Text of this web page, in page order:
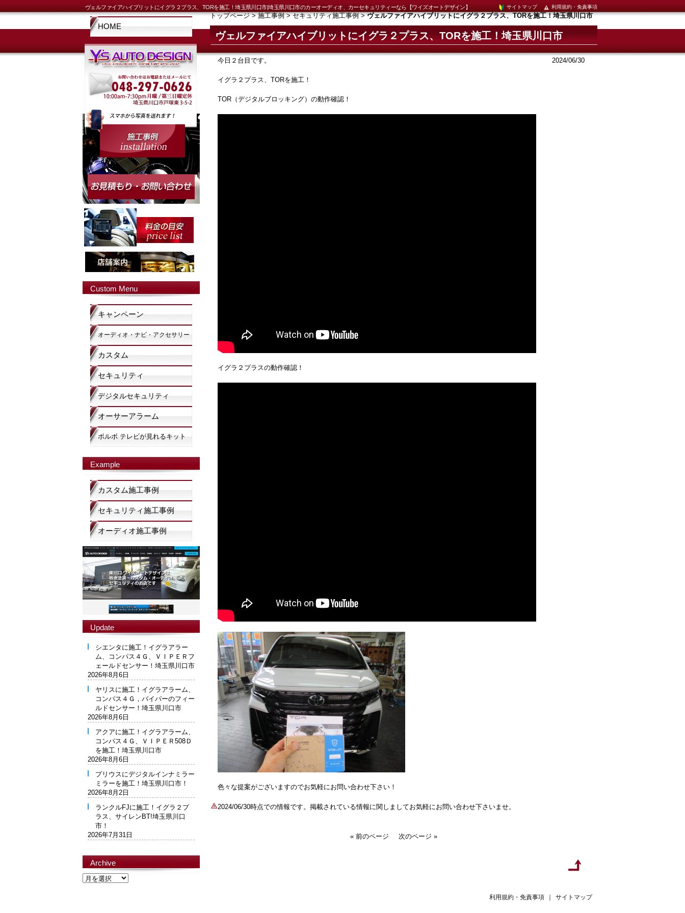
ヴェルファイアハイブリットにイグラ２プラス、TORを施工！埼玉県川口市|埼玉県川口市のカーオーディオ、カーセキュリティーなら【ワイズオートデザイン】 利用規約・免責事項
サイトマップ
トップページ>施工事例>セキュリティ施工事例>ヴェルファイアハイブリットにイグラ２プラス、TORを施工！埼玉県川口市
ヴェルファイアハイブリットにイグラ２プラス、TORを施工！埼玉県川口市
2024/06/30
今日２台目です。
イグラ２プラス、TORを施工！
TOR（デジタルブロッキング）の動作確認！
イグラ２プラスの動作確認！
色々な提案がございますのでお気軽にお問い合わせ下さい！
2024/06/30時点での情報です。掲載されている情報に関しましてお気軽にお問い合わせ下さいませ。
« 前のページ 次のページ »
HOME
Custom Menu
キャンペーン
オーディオ・ナビ・アクセサリー
カスタム
セキュリティ
デジタルセキュリティ
オーサーアラーム
ボルボ テレビが見れるキット
Example
カスタム施工事例
セキュリティ施工事例
オーディオ施工事例
Update
シエンタに施工！イグラアラー
ム、コンパス４Ｇ、ＶＩＰＥＲフ
ェールドセンサー！埼玉県川口市
2026年8月6日
ヤリスに施工！イグラアラーム、
コンパス４Ｇ，バイパーのフィー
ルドセンサー！埼玉県川口市
2026年8月6日
アクアに施工！イグラアラーム、
コンパス４Ｇ、ＶＩＰＥＲ508Ｄ
を施工！埼玉県川口市
2026年8月6日
プリウスにデジタルインナミラー
ミラーを施工！埼玉県川口市！
2026年8月2日
ランクルFJに施工！イグラ２プ
ラス、サイレンBT!埼玉県川口
市！
2026年7月31日
Archive
Archive
サイトマップ
利用規約・免責事項